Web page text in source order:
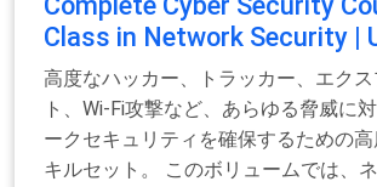
Class in Network Security |
高度なハッカー、トラッカー、エク
ト、Wi-Fi攻撃など、あらゆる脅威に
ークセキュリティを確保するための
キルセット。 このボリュームでは、